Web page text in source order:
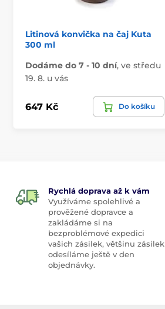
Litinová konvička na čaj Kuta
300 ml
Dodáme do 7 - 10 dní, ve středu
19. 8. u vás
647 Kč Do košíku
Rychlá doprava až k vám
Využíváme spolehlivé a
prověžené dopravce a
zakládáme si na
bezproblémové expedici
vašich zásilek, většinu zásilek
odesíláme ještě v den
objednávky.